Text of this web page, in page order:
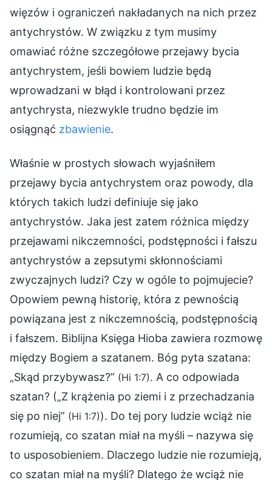
więzów i ograniczeń nakładanych na nich przez
antychrystów. W związku z tym musimy
omawiać różne szczegółowe przejawy bycia
antychrystem, jeśli bowiem ludzie będą
wprowadzani w błąd i kontrolowani przez
antychrysta, niezwykle trudno będzie im
osiągnąć zbawienie.
Właśnie w prostych słowach wyjaśniłem
przejawy bycia antychrystem oraz powody, dla
których takich ludzi definiuje się jako
antychrystów. Jaka jest zatem różnica między
przejawami nikczemności, podstępności i fałszu
antychrystów a zepsutymi skłonnościami
zwyczajnych ludzi? Czy w ogóle to pojmujecie?
Opowiem pewną historię, która z pewnością
powiązana jest z nikczemnością, podstępnością
i fałszem. Biblijna Księga Hioba zawiera rozmowę
między Bogiem a szatanem. Bóg pyta szatana:
„Skąd przybywasz?” (Hi 1:7). A co odpowiada
szatan? („Z krążenia po ziemi i z przechadzania
się po niej” (Hi 1:7)). Do tej pory ludzie wciąż nie
rozumieją, co szatan miał na myśli – nazywa się
to usposobieniem. Dlaczego ludzie nie rozumieją,
co szatan miał na myśli? Dlatego że wciąż nie